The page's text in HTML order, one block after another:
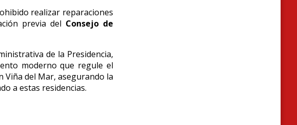
realizar reparaciones
previa del Consejo de
de la Presidencia,
moderno que regule el
Viña del Mar, asegurando la
a estas residencias.